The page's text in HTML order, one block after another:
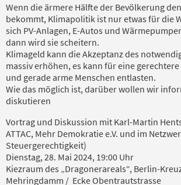
Wenn die ärmere Hälfte der Bevölkerung
bekommt, Klimapolitik ist nur etwas für die
sich PV-Anlagen, E-Autos und
dann wird sie scheitern.
Klimageld kann die Akzeptanz des
massiv erhöhen, es kann für eine
und gerade arme Menschen entlasten.
Wie das möglich ist, darüber wollen wir
diskutieren
Vortrag und Diskussion mit Karl-Martin
ATTAC, Mehr Demokratie e.V. und im
Steuergerechtigkeit)
Dienstag, 28. Mai 2024, 19:00 Uhr
Kiezraum des „Dragonerareals“, Berlin-
Mehringdamm / Ecke Obentrautstrasse